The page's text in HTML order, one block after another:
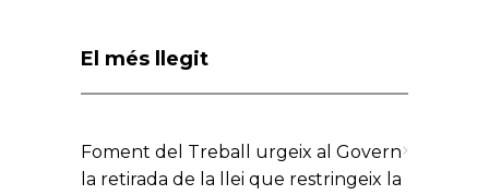
El més llegit
Foment del Treball urgeix al Govern
la retirada de la llei que restringeix la